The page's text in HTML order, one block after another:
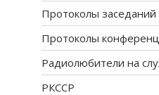
Протоколы
Протоколы
Радиолюбители на
РКССР